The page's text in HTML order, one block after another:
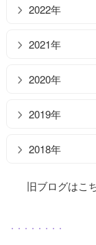
2022年
2021年
2020年
2019年
2018年
旧ブログはこ